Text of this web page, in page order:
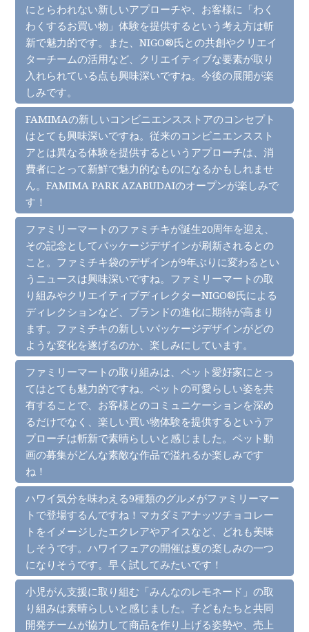
にとらわれない新しいアプローチや、お客様に「わく
わくするお買い物」体験を提供するという考え方は斬
新で魅力的です。また、NIGO®氏との共創やクリエイ
ターチームの活用など、クリエイティブな要素が取り
入れられている点も興味深いですね。今後の展開が楽
しみです。
FAMIMAの新しいコンビニエンスストアのコンセプト
はとても興味深いですね。従来のコンビニエンススト
アとは異なる体験を提供するというアプローチは、消
費者にとって新鮮で魅力的なものになるかもしれませ
ん。FAMIMA PARK AZABUDAIのオープンが楽しみで
す！
ファミリーマートのファミチキが誕生20周年を迎え、
その記念としてパッケージデザインが刷新されるとの
こと。ファミチキ袋のデザインが9年ぶりに変わるとい
うニュースは興味深いですね。ファミリーマートの取
り組みやクリエイティブディレクターNIGO®氏による
ディレクションなど、ブランドの進化に期待が高まり
ます。ファミチキの新しいパッケージデザインがどの
ような変化を遂げるのか、楽しみにしています。
ファミリーマートの取り組みは、ペット愛好家にとっ
てはとても魅力的ですね。ペットの可愛らしい姿を共
有することで、お客様とのコミュニケーションを深め
るだけでなく、楽しい買い物体験を提供するというア
プローチは斬新で素晴らしいと感じました。ペット動
画の募集がどんな素敵な作品で溢れるか楽しみです
ね！
ハワイ気分を味わえる9種類のグルメがファミリーマー
トで登場するんですね！マカダミアナッツチョコレー
トをイメージしたエクレアやアイスなど、どれも美味
しそうです。ハワイフェアの開催は夏の楽しみの一つ
になりそうです。早く試してみたいです！
小児がん支援に取り組む「みんなのレモネード」の取
り組みは素晴らしいと感じました。子どもたちと共同
開発チームが協力して商品を作り上げる姿勢や、売上